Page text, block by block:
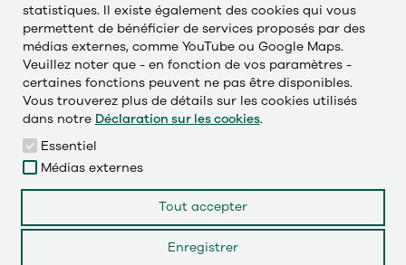
Česky
Deutsch
English
Français
statistiques. Il existe également des cookies qui vous
permettent de bénéficier de services proposés par des
médias externes, comme YouTube ou Google Maps.
Veuillez noter que - en fonction de vos paramètres -
certaines fonctions peuvent ne pas être disponibles.
Vous trouverez plus de détails sur les cookies utilisés
dans notre Déclaration sur les cookies.
Essentiel
Médias externes
Tout accepter
Enregistrer